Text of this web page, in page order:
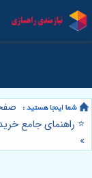
⭐️ راهنمای جامع
»